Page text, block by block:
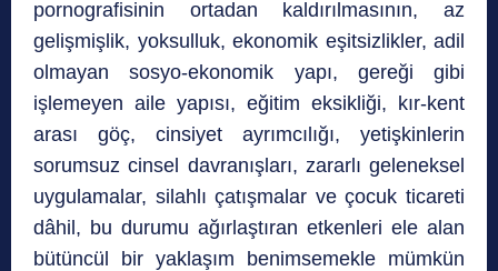
pornografisinin ortadan kaldırılmasının, az
gelişmişlik, yoksulluk, ekonomik eşitsizlikler, adil
olmayan sosyo-ekonomik yapı, gereği gibi
işlemeyen aile yapısı, eğitim eksikliği, kır-kent
arası göç, cinsiyet ayrımcılığı, yetişkinlerin
sorumsuz cinsel davranışları, zararlı geleneksel
uygulamalar, silahlı çatışmalar ve çocuk ticareti
dâhil, bu durumu ağırlaştıran etkenleri ele alan
bütüncül bir yaklaşım benimsemekle mümkün